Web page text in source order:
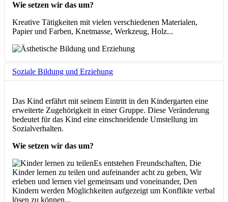
Wie setzen wir das um?
Kreative Tätigkeiten mit vielen verschiedenen Materialen,
Papier und Farben, Knetmasse, Werkzeug, Holz...
Soziale Bildung und Erziehung
Das Kind erfährt mit seinem Eintritt in den Kindergarten eine
erweiterte Zugehörigkeit in einer Gruppe. Diese Veränderung
bedeutet für das Kind eine einschneidende Umstellung im
Sozialverhalten.
Wie setzen wir das um?
Es entstehen Freundschaften, Die
Kinder lernen zu teilen und aufeinander acht zu geben, Wir
erleben und lernen viel gemeinsam und voneinander, Den
Kindern werden Möglichkeiten aufgezeigt um Konflikte verbal
lösen zu können...